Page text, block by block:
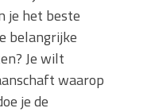
je het beste
belangrijke
Je wilt
waarop
je de